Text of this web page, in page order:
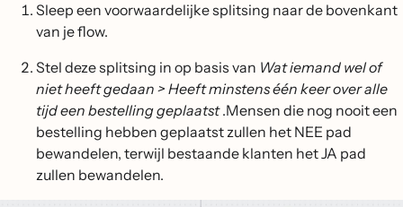
Sleep een voorwaardelijke splitsing naar de bovenkant
van je flow.
Stel deze splitsing in op basis van Wat iemand wel of
niet heeft gedaan > Heeft minstens één keer over alle
tijd een bestelling geplaatst.Mensen die nog nooit een
bestelling hebben geplaatst zullen het NEE pad
bewandelen, terwijl bestaande klanten het JA pad
zullen bewandelen.